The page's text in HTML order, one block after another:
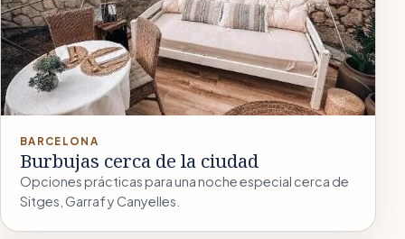
BARCELONA
Burbujas cerca de la ciudad
Opciones prácticas para una noche especial cerca de
Sitges, Garraf y Canyelles.